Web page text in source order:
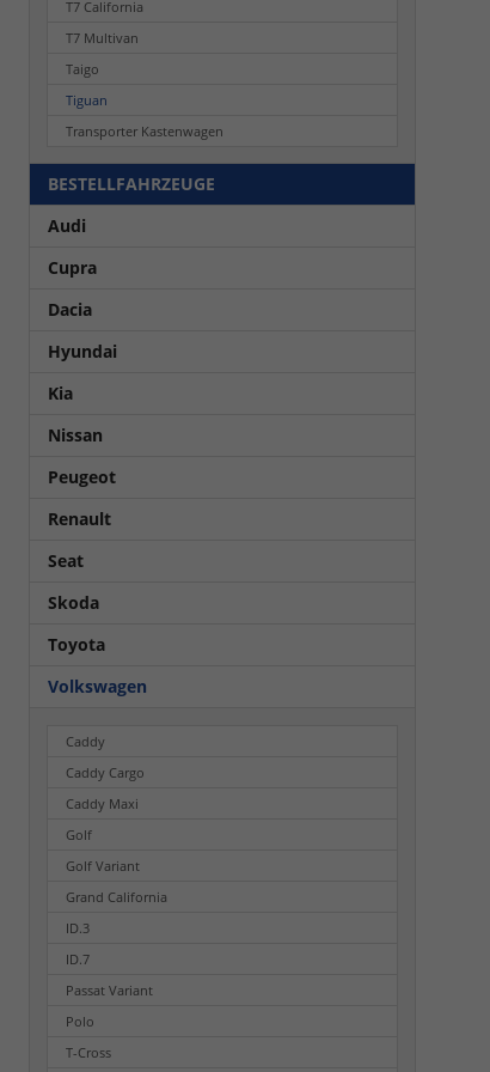
T7 California
T7 Multivan
Taigo
Tiguan
Transporter Kastenwagen
BESTELLFAHRZEUGE
Audi
Cupra
Dacia
Hyundai
Kia
Nissan
Peugeot
Renault
Seat
Skoda
Toyota
Volkswagen
Caddy
Caddy Cargo
Caddy Maxi
Golf
Golf Variant
Grand California
ID.3
ID.7
Passat Variant
Polo
T-Cross